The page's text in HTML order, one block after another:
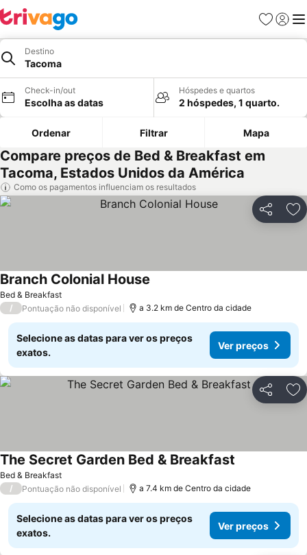
Favoritos
Iniciar
Destino
Tacoma
Check-in/out
Escolha as datas
Hóspedes e quartos
2 hóspedes, 1 quarto.
Ordenar Filtrar Mapa
Compare preços de Bed & Breakfast em
Tacoma, Estados Unidos da América
Como os pagamentos influenciam os resultados
Partilhar
Bed & Breakfast
Branch Colonial House
/ Pontuação não disponível a 3.2 km de Centro da cidade
Selecione as datas para ver os preços
exatos.
Ver preços
Partilhar
Bed & Breakfast
The Secret Garden Bed & Breakfast
/ Pontuação não disponível a 7.4 km de Centro da cidade
Selecione as datas para ver os preços
exatos.
Ver preços